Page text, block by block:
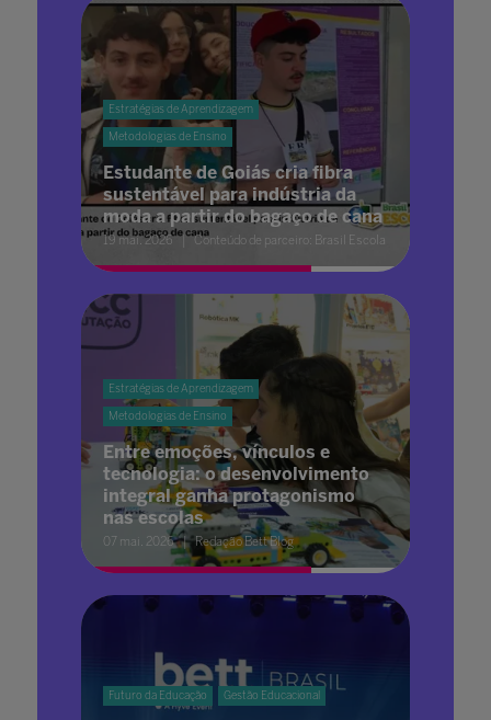
Estratégias de Aprendizagem
Metodologias de Ensino
Estudante de Goiás cria fibra
sustentável para indústria da
moda a partir do bagaço de cana
19 mai. 2026 Conteúdo de parceiro: Brasil Escola
Estratégias de Aprendizagem
Metodologias de Ensino
Entre emoções, vínculos e
tecnologia: o desenvolvimento
integral ganha protagonismo
nas escolas
07 mai. 2026 Redação Bett Blog
Futuro da Educação Gestão Educacional